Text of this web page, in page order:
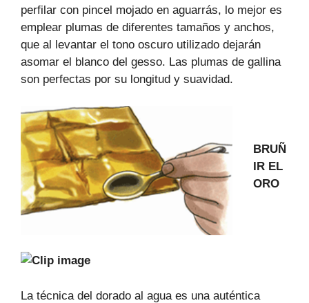
perfilar con pincel mojado en aguarrás, lo mejor es
emplear plumas de diferentes tamaños y anchos,
que al levantar el tono oscuro utilizado dejarán
asomar el blanco del gesso. Las plumas de gallina
son perfectas por su longitud y suavidad.
BRUÑ
IR EL
ORO
La técnica del dorado al agua es una auténtica